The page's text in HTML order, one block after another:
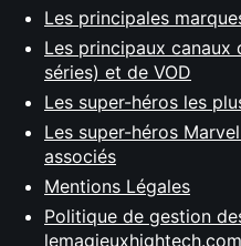
Les principales
Les principaux
séries) et de VOD
Les super-héros les
Les super-héros
associés
Mentions Légales
Politique de gestion
lemagjeuxhightech.com